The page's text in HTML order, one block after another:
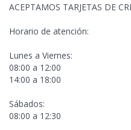
ACEPTAMOS TARJETAS DE
Horario de atención:
Lunes a Viernes:
08:00 a 12:00
14:00 a 18:00
Sábados:
08:00 a 12:30